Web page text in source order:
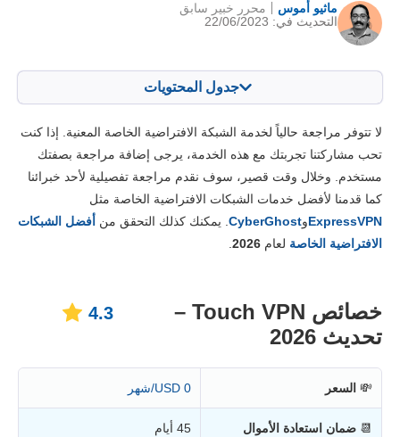
ماثيو أموس
التحديث في: 22/06/2023
محرر خبير سابق
جدول المحتويات
الخصائص الرئيسية
التثبيت والتطبيقات 6.0
المصداقية والدعم 6.3
لا تتوفر مراجعة حالياً لخدمة الشبكة الافتراضية الخاصة المعنية. إذا كنت
تحب مشاركتنا تجربتك مع هذه الخدمة، يرجى إضافة مراجعة بصفتك
مستخدم. وخلال وقت قصير، سوف نقدم مراجعة تفصيلية لأحد خبرائنا
كما قدمنا لأفضل خدمات الشبكات الافتراضية الخاصة مثل
ExpressVPNوCyberGhost. يمكنك كذلك التحقق من أفضل الشبكات
الافتراضية الخاصة لعام 2026
.
خصائص Touch VPN –
تحديث 2026
4.3
💸 السعر 0 USD/شهر
📆 ضمان استعادة الأموال 45 أيام